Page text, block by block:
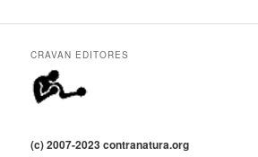
CRAVAN EDITORES
(c) 2007-2023 contranatura.org